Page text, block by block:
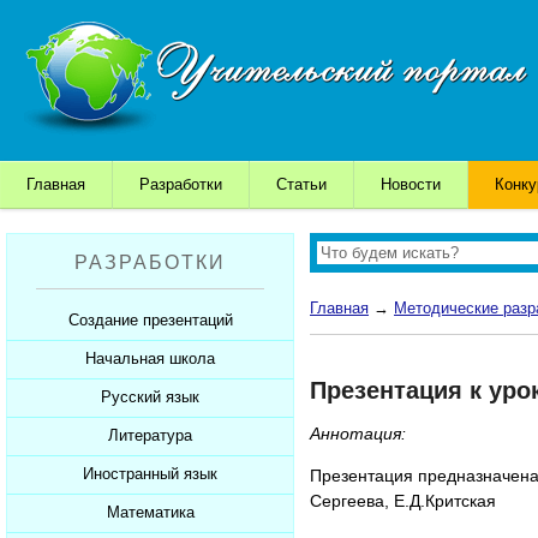
Главная Разработки Статьи Новости
РАЗРАБОТКИ
Создание презентаций
Шаблоны для презентаций
Советы начинающим
Советы дедушки
К презентации...
Начальная школа
Уроки
Презентации
Мультимедийные тесты
Печатные тесты
Русский язык
Уроки
Презентации
Мультимедийные тесты
Литература
Уроки
Презентации
Иностранный язык
Уроки
Математика
Главная → Методические
Презентация к
Аннотация:
Презентация
Сергеева, Е.Д.Критская